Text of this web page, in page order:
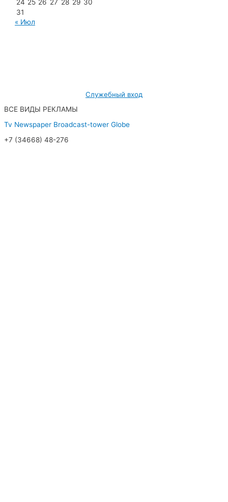
24 25 26 27 28 29 30
31
« Июл
Служебный вход
ВСЕ ВИДЫ РЕКЛАМЫ
Tv Newspaper Broadcast-tower Globe
+7 (34668) 48-276